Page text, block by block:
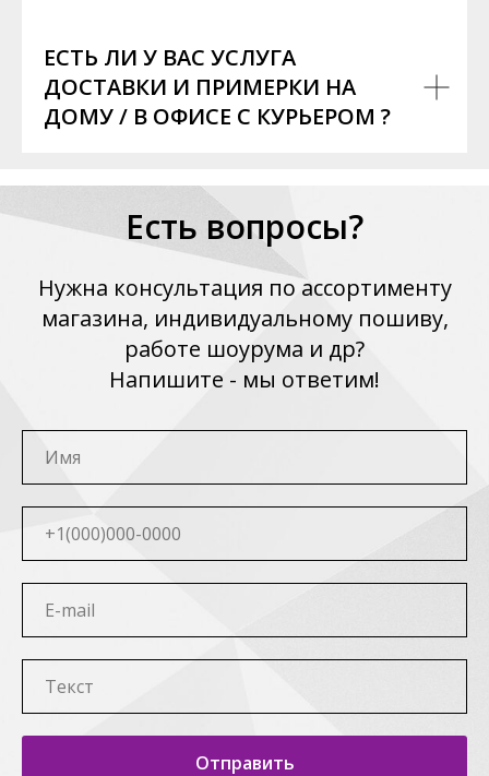
ЕСТЬ ЛИ У ВАС УСЛУГА
ДОСТАВКИ И ПРИМЕРКИ НА
ДОМУ / В ОФИСЕ С КУРЬЕРОМ ?
Есть вопросы?
Нужна консультация по ассортименту
магазина, индивидуальному пошиву,
работе шоурума и др?
Напишите - мы ответим!
Отправить